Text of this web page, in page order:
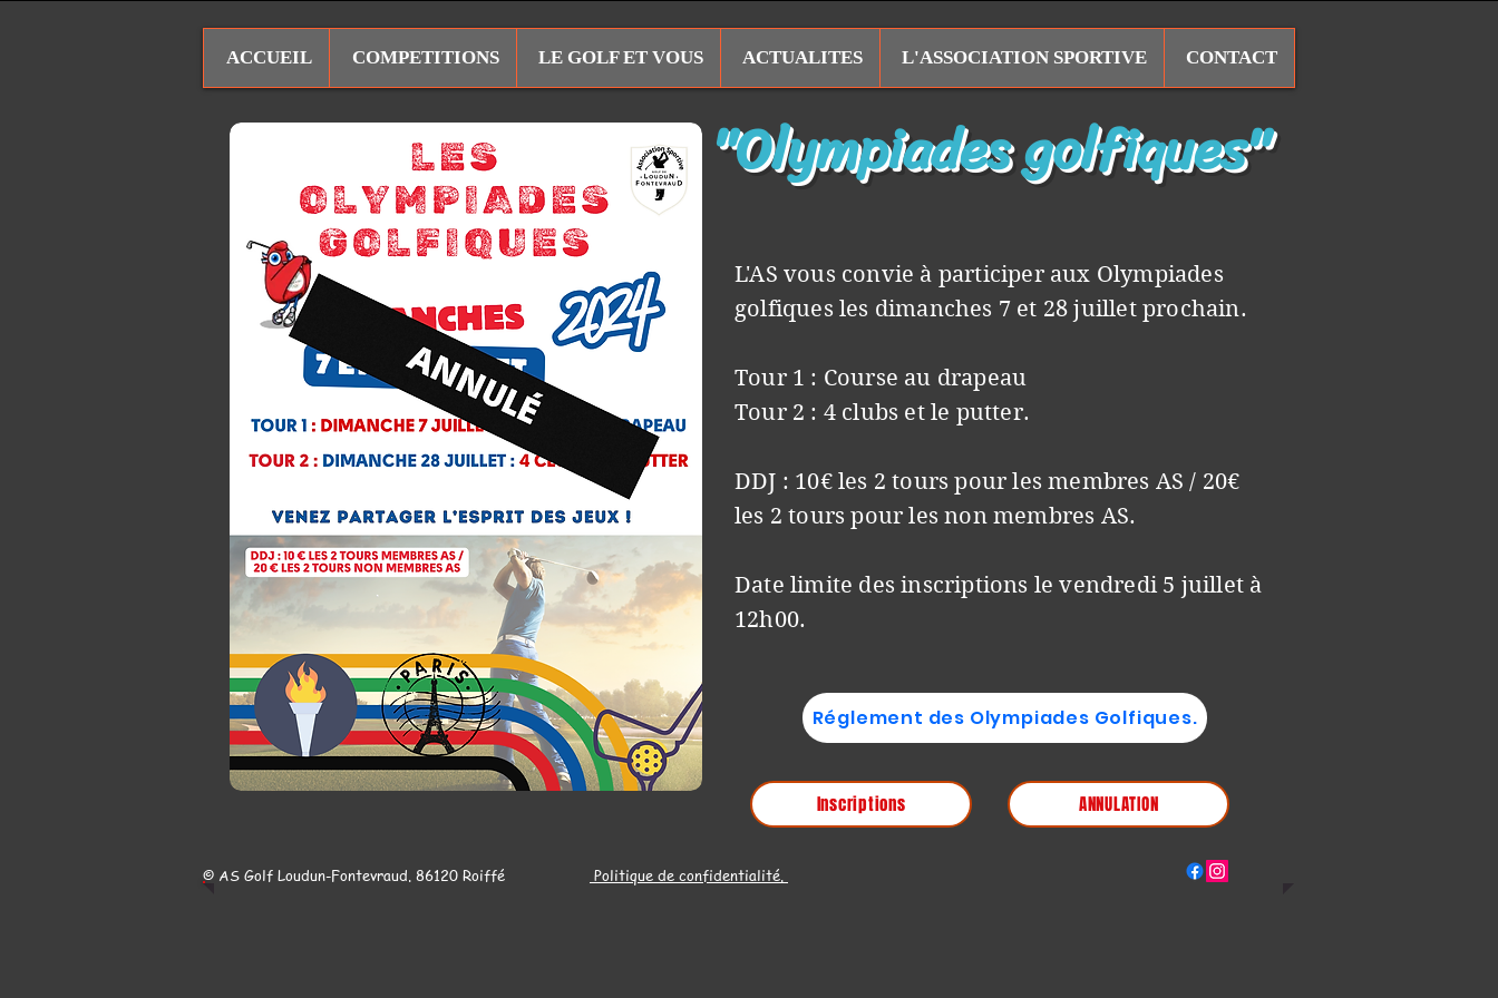
ACCUEIL COMPETITIONS LE GOLF ET VOUS ACTUALITES L'ASSOCIATION SPORTIVE CONTACT
"Olympiades golfiques"
L'AS vous convie à participer aux Olympiades
golfiques les dimanches 7 et 28 juillet prochain.
Tour 1 : Course au drapeau
Tour 2 : 4 clubs et le putter.
DDJ : 10€ les 2 tours pour les membres AS / 20€
les 2 tours pour les non membres AS.
Date limite des inscriptions le vendredi 5 juillet à
12h00.
Réglement des Olympiades Golfiques.
Inscriptions ANNULATION
© AS Golf Loudun-Fontevraud. 86120 Roiffé Politique de confidentialité.